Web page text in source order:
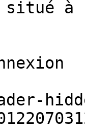
situé